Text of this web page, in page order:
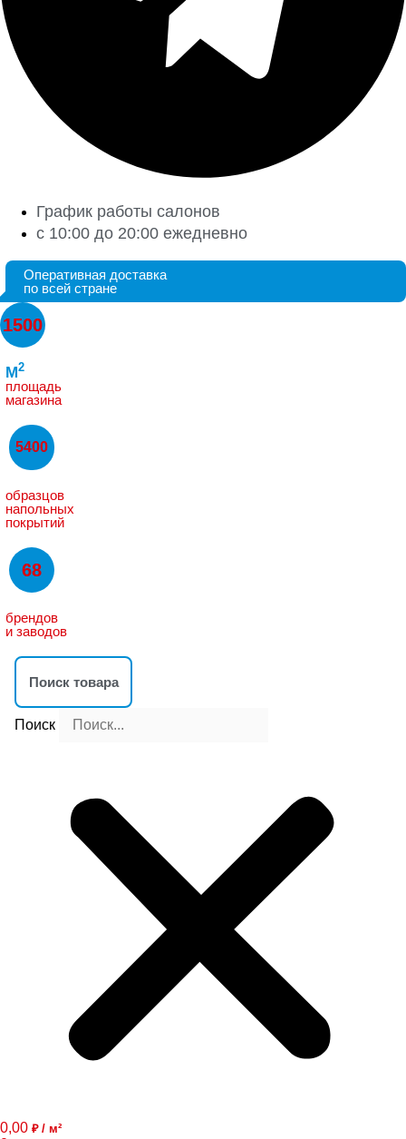
График работы салонов
с 10:00 до 20:00 ежедневно
Оперативная доставка
по всей стране
1500
M2
площадь
магазина
5400
образцов
напольных
покрытий
68
брендов
и заводов
Поиск
0,00 ₽ / м²